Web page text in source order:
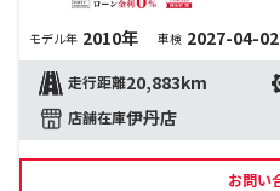
モデル年 2010年 車検 2027-04-02
走行距離20,883km
店舗在庫伊丹店
お問い